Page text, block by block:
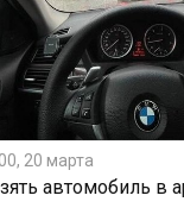
20 марта
автомобиль в